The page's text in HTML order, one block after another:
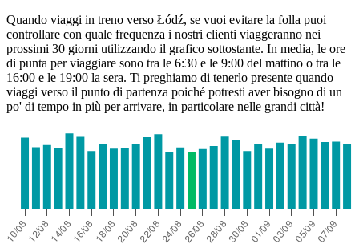
Quando viaggi in treno verso Łódź, se vuoi evitare la folla puoi
controllare con quale frequenza i nostri clienti viaggeranno nei
prossimi 30 giorni utilizzando il grafico sottostante. In media, le ore
di punta per viaggiare sono tra le 6:30 e le 9:00 del mattino o tra le
16:00 e le 19:00 la sera. Ti preghiamo di tenerlo presente quando
viaggi verso il punto di partenza poiché potresti aver bisogno di un
po' di tempo in più per arrivare, in particolare nelle grandi città!